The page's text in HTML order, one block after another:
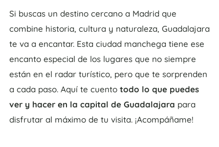
Si buscas un destino cercano a Madrid que
combine historia, cultura y naturaleza, Guadalajara
te va a encantar. Esta ciudad manchega tiene ese
encanto especial de los lugares que no siempre
están en el radar turístico, pero que te sorprenden
a cada paso. Aquí te cuento todo lo que puedes
ver y hacer en la capital de Guadalajara para
disfrutar al máximo de tu visita. ¡Acompáñame!